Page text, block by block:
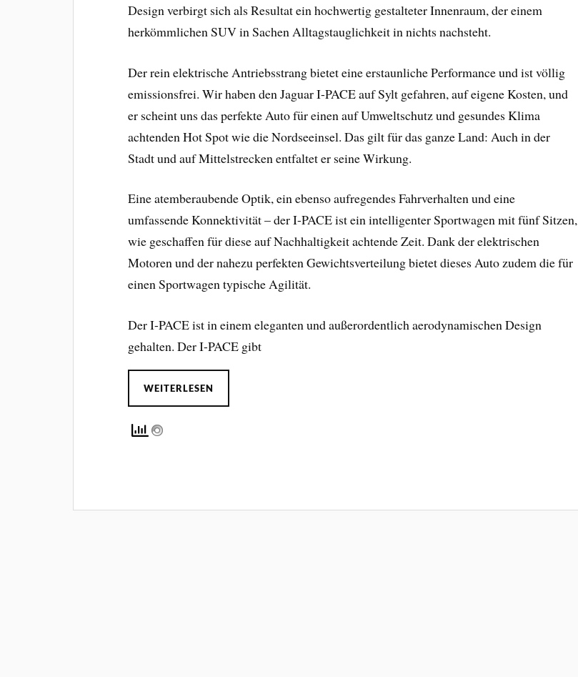
Design verbirgt sich als Resultat ein hochwertig gestalteter Innenraum, der einem
herkömmlichen SUV in Sachen Alltagstauglichkeit in nichts nachsteht.
Der rein elektrische Antriebsstrang bietet eine erstaunliche Performance und ist völlig
emissionsfrei. Wir haben den Jaguar I-PACE auf Sylt gefahren, auf eigene Kosten, und
er scheint uns das perfekte Auto für einen auf Umweltschutz und gesundes Klima
achtenden Hot Spot wie die Nordseeinsel. Das gilt für das ganze Land: Auch in der
Stadt und auf Mittelstrecken entfaltet er seine Wirkung.
Eine atemberaubende Optik, ein ebenso aufregendes Fahrverhalten und eine
umfassende Konnektivität – der I-PACE ist ein intelligenter Sportwagen mit fünf Sitzen,
wie geschaffen für diese auf Nachhaltigkeit achtende Zeit. Dank der elektrischen
Motoren und der nahezu perfekten Gewichtsverteilung bietet dieses Auto zudem die für
einen Sportwagen typische Agilität.
Der I-PACE ist in einem eleganten und außerordentlich aerodynamischen Design
gehalten. Der I-PACE gibt
WEITERLESEN